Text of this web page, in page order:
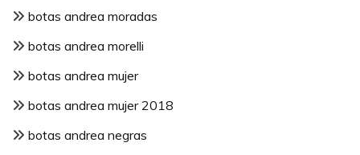
botas andrea moradas
botas andrea morelli
botas andrea mujer
botas andrea mujer 2018
botas andrea negras